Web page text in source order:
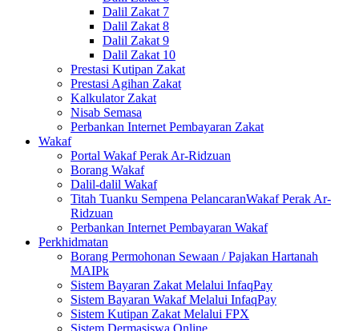
Dalil Zakat 7
Dalil Zakat 8
Dalil Zakat 9
Dalil Zakat 10
Prestasi Kutipan Zakat
Prestasi Agihan Zakat
Kalkulator Zakat
Nisab Semasa
Perbankan Internet Pembayaran Zakat
Wakaf
Portal Wakaf Perak Ar-Ridzuan
Borang Wakaf
Dalil-dalil Wakaf
Titah Tuanku Sempena PelancaranWakaf Perak Ar-
Ridzuan
Perbankan Internet Pembayaran Wakaf
Perkhidmatan
Borang Permohonan Sewaan / Pajakan Hartanah
MAIPk
Sistem Bayaran Zakat Melalui InfaqPay
Sistem Bayaran Wakaf Melalui InfaqPay
Sistem Kutipan Zakat Melalui FPX